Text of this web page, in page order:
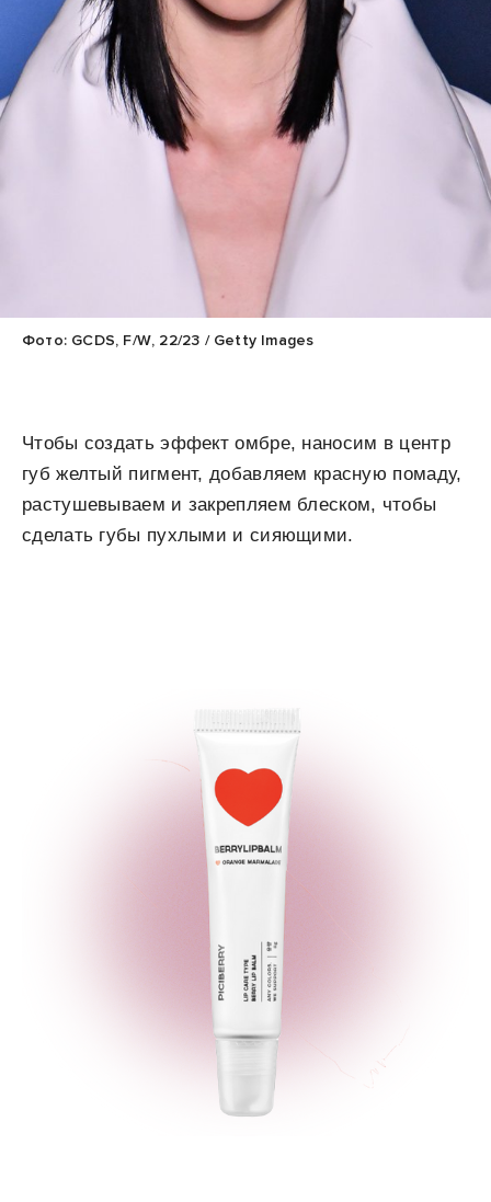
Фото: GCDS, F/W, 22/23 / Getty Images
Чтобы создать эффект омбре, наносим в центр
губ желтый пигмент, добавляем красную помаду,
растушевываем и закрепляем блеском, чтобы
сделать губы пухлыми и сияющими.